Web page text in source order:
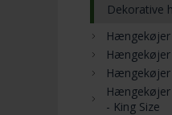
Dekorative
- King Size